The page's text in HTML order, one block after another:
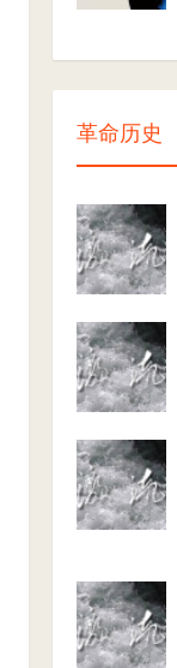
革命历史